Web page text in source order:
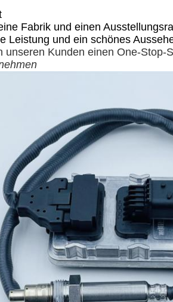
Fabrik und einen
Leistung und ein schönes
unseren Kunden einen One-Stop-